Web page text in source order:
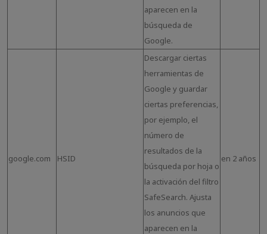
aparecen en la
búsqueda de
Google.
google.com HSID
Descargar ciertas
herramientas de
Google y guardar
ciertas preferencias,
por ejemplo, el
número de
resultados de la
búsqueda por hoja o
la activación del filtro
SafeSearch. Ajusta
los anuncios que
aparecen en la
en 2 años